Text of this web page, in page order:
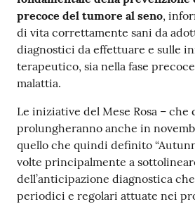
precoce del tumore al seno,
di vita correttamente sani da
diagnostici da effettuare e sulle
terapeutico, sia nella fase
malattia.
Le iniziative del Mese Rosa – che
prolungheranno anche in
quello che quindi definito
volte principalmente a
dell’anticipazione diagnostica
periodici e regolari attuate nei